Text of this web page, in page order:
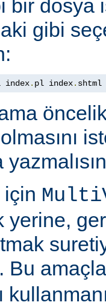
bir dosya
gibi
index. pl index. shtml
için
yerine,
Bu